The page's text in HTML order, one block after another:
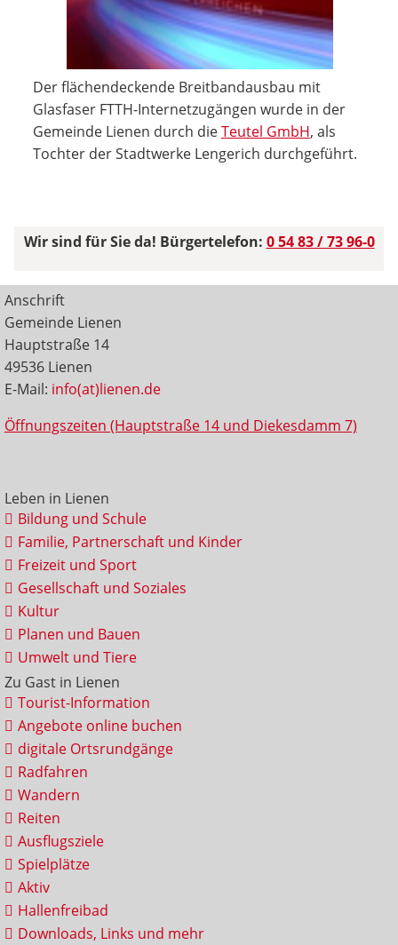
Der flächendeckende Breitbandausbau mit
Glasfaser FTTH-Internetzugängen wurde in der
Gemeinde Lienen durch dieTeutel GmbH, als
Tochter der Stadtwerke Lengerich durchgeführt.
Wir sind für Sie da! Bürgertelefon: 0 54 83 / 73 96-0
Anschrift
Gemeinde Lienen
Hauptstraße 14
49536 Lienen
E-Mail: info(at)lienen.de
Öffnungszeiten (Hauptstraße 14 und Diekesdamm 7)
Leben in Lienen
Bildung und Schule
Familie, Partnerschaft und Kinder
Freizeit und Sport
Gesellschaft und Soziales
Kultur
Planen und Bauen
Umwelt und Tiere
Zu Gast in Lienen
Tourist-Information
Angebote online buchen
digitale Ortsrundgänge
Radfahren
Wandern
Reiten
Ausflugsziele
Spielplätze
Aktiv
Hallenfreibad
Downloads, Links und mehr